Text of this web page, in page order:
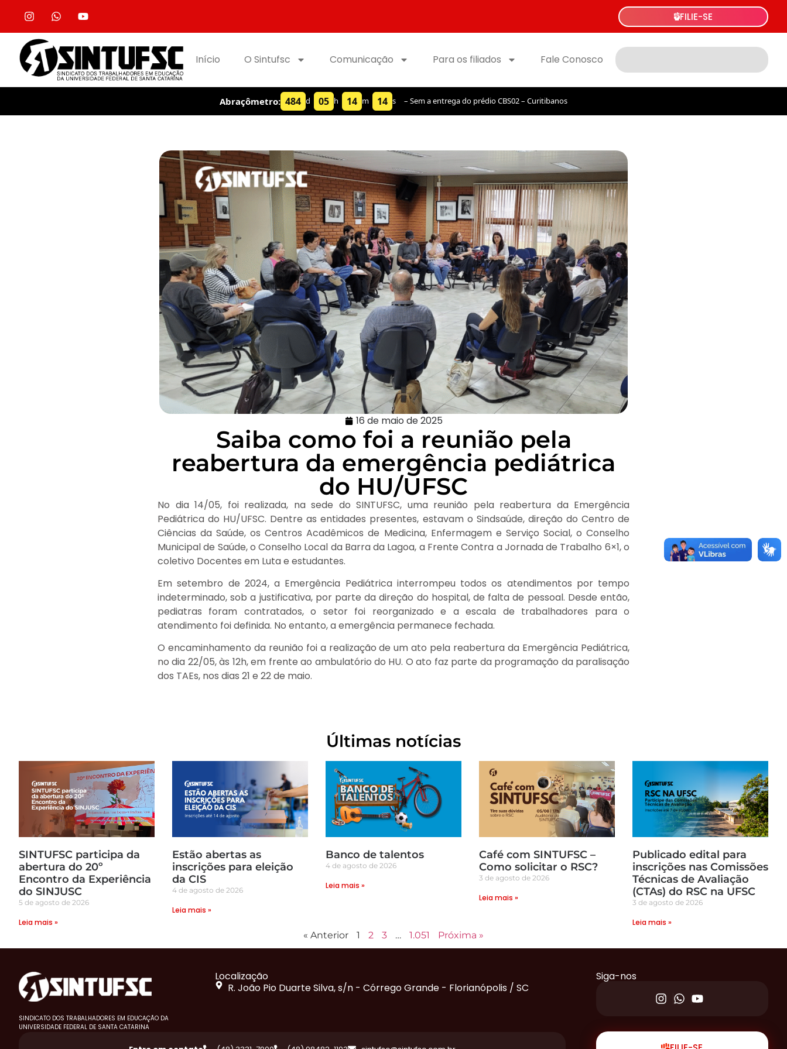
FILIE-SE
Início O Sintufsc Comunicação Para os filiados Fale Conosco
Abraçômetro: 484 d 05 h 14 m 14 s – Sem a entrega do prédio CBS02 – Curitibanos
16 de maio de 2025
Saiba como foi a reunião pela
reabertura da emergência pediátrica
do HU/UFSC
No dia 14/05, foi realizada, na sede do SINTUFSC, uma reunião pela reabertura da Emergência
Pediátrica do HU/UFSC. Dentre as entidades presentes, estavam o Sindsaúde, direção do Centro de
Ciências da Saúde, os Centros Acadêmicos de Medicina, Enfermagem e Serviço Social, o Conselho
Municipal de Saúde, o Conselho Local da Barra da Lagoa, a Frente Contra a Jornada de Trabalho 6×1, o
coletivo Docentes em Luta e estudantes.
Em setembro de 2024, a Emergência Pediátrica interrompeu todos os atendimentos por tempo
indeterminado, sob a justificativa, por parte da direção do hospital, de falta de pessoal. Desde então,
pediatras foram contratados, o setor foi reorganizado e a escala de trabalhadores para o
atendimento foi definida. No entanto, a emergência permanece fechada.
O encaminhamento da reunião foi a realização de um ato pela reabertura da Emergência Pediátrica,
no dia 22/05, às 12h, em frente ao ambulatório do HU. O ato faz parte da programação da paralisação
dos TAEs, nos dias 21 e 22 de maio.
Últimas notícias
SINTUFSC participa da
abertura do 20º
Encontro da Experiência
do SINJUSC
5 de agosto de 2026
Leia mais »
Estão abertas as
inscrições para eleição
da CIS
4 de agosto de 2026
Leia mais »
Banco de talentos
4 de agosto de 2026
Leia mais »
Café com SINTUFSC –
Como solicitar o RSC?
3 de agosto de 2026
Leia mais »
Publicado edital para
inscrições nas Comissões
Técnicas de Avaliação
(CTAs) do RSC na UFSC
3 de agosto de 2026
Leia mais »
« Anterior 1 2 3 … 1.051 Próxima »
SINDICATO DOS TRABALHADORES EM EDUCAÇÃO DA
UNIVERSIDADE FEDERAL DE SANTA CATARINA
Localização
R. João Pio Duarte Silva, s/n - Córrego Grande - Florianópolis / SC
Siga-nos